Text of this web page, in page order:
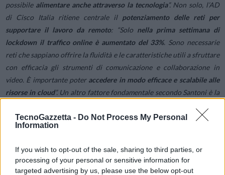
TecnoGazzetta - Do Not Process My Personal
Information
If you wish to opt-out of the sale, sharing to third parties, or
processing of your personal or sensitive information for
targeted advertising by us, please use the below opt-out
possibile alimentare anche attraverso la tecnologia”. Non solo, l’AD
di Cisco Italia ritiene centrale il potenziamento delle reti per
supportare il lavoro da remoto: “Solo nella prima settimana di
lockdown il traffico online è aumentato del 33%. Sono necessarie
reti che sappiano offrire la fluidità e le caratteristiche utili a sfruttare
con efficacia gli strumenti di comunicazione e collaborazione in
video. È importante poter accedere in modo efficace e scalabile alle
risorse in cloud”. Un altro fattore fondamentale secondo Santoni è la
aumenta la superficie di attacco. Sullaricetta per uscire dalla crisi
Agostino Santoni sembra avere le idee chiare: “Se vogliamo che il
mantengano la competitività, dobbiamofare leva su un digitale
disponibile per tuttie moltiplicarne il valore grazie al nostro